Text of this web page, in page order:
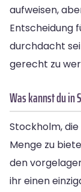
aufweisen,
Entscheidung
durchdacht
gerecht zu
Was kannst du in
Stockholm,
Menge zu
den
ihr einen